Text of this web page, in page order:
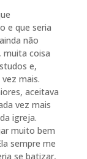
e que seria
não
muita coisa
e,
mais.
aceitava
vez mais
igreja.
muito bem
sempre me
se batizar,